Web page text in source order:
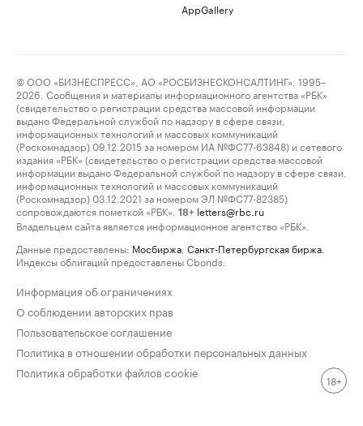
AppGallery
© ООО «БИЗНЕСПРЕСС», АО «РОСБИЗНЕСКОНСАЛТИНГ», 1995–
2026. Сообщения и материалы информационного агентства «РБК»
(свидетельство о регистрации средства массовой информации
выдано Федеральной службой по надзору в сфере связи,
информационных технологий и массовых коммуникаций
(Роскомнадзор) 09.12.2015 за номером ИА №ФС77-63848) и сетевого
издания «РБК» (свидетельство о регистрации средства массовой
информации выдано Федеральной службой по надзору в сфере связи,
информационных технологий и массовых коммуникаций
(Роскомнадзор) 03.12.2021 за номером ЭЛ №ФС77-82385)
сопровождаются пометкой «РБК».
18+ letters@rbc.ru
Владельцем сайта является информационное агентство «РБК».
Данные предоставлены: Мосбиржа Санкт-Петербургская биржа
Индексы облигаций предоставлены Cbonds.
Информация об ограничениях
О соблюдении авторских прав
Пользовательское соглашение
Политика в отношении обработки персональных данных
Политика обработки файлов cookie
18+